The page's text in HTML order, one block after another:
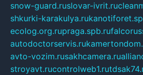
snow-guard.ruslovar-ivrit.ru
shkurki-karakulya.ru
ecolog.org.rupraga.spb.ru
autodoctorservis.ru
avto-vozim.rusakhcamera.ru
stroyavt.rucontrolweb1.ru